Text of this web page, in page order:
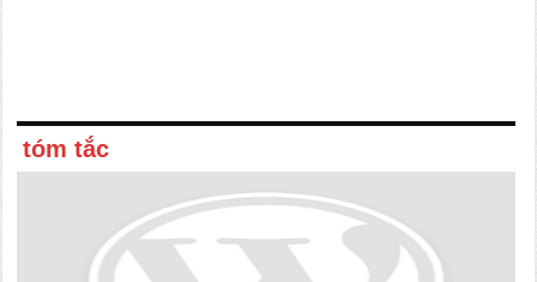
tóm tắc